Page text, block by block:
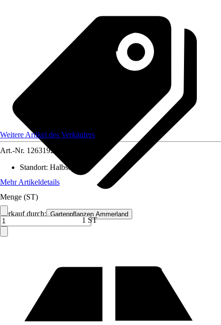
Verkauf durch: Gartenpflanzen Ammerland
Weitere Artikel des Verkäufers
Art.-Nr. 12631924
Standort: Halbschatten
Mehr Artikeldetails
Menge (ST)
1 ST